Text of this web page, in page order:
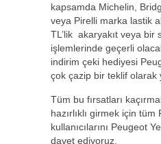
kapsamda Michelin,
veya Pirelli marka lastik
TL’lik akaryakıt veya bir
işlemlerinde geçerli
indirim çeki hediyesi
çok çazip bir teklif olarak
Tüm bu fırsatları
hazırlıklı girmek için
kullanıcılarını Peugeot
davet ediyoruz.